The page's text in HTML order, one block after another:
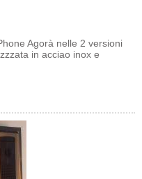
Agorà nelle 2 versioni
in acciao inox e